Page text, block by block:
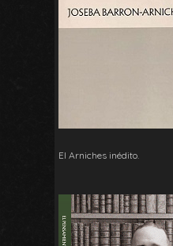
El Arniches inédito.